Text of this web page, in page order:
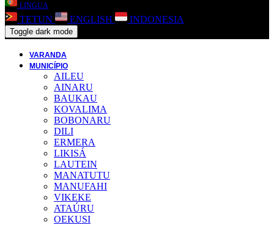
LINGUA
TETUN ENGLISH INDONESIA
Toggle dark mode
VARANDA
MUNICÍPIO
AILEU
AINARU
BAUKAU
KOVALIMA
BOBONARU
DILI
ERMERA
LIKISÁ
LAUTEIN
MANATUTU
MANUFAHI
VIKEKE
ATAÚRU
OEKUSI